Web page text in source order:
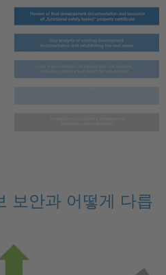
보안과 어떻게 다릅